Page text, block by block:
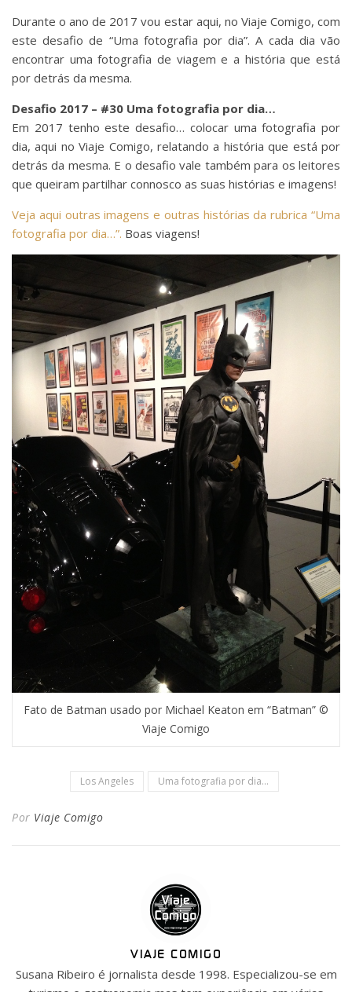
Durante o ano de 2017 vou estar aqui, no Viaje Comigo, com
este desafio de “Uma fotografia por dia”. A cada dia vão
encontrar uma fotografia de viagem e a história que está
por detrás da mesma.
Desafio 2017 – #30 Uma fotografia por dia…
Em 2017 tenho este desafio… colocar uma fotografia por
dia, aqui no Viaje Comigo, relatando a história que está por
detrás da mesma. E o desafio vale também para os leitores
que queiram partilhar connosco as suas histórias e imagens!
Veja aqui outras imagens e outras histórias da rubrica “Uma
fotografia por dia…”. Boas viagens!
Fato de Batman usado por Michael Keaton em “Batman” ©
Viaje Comigo
Los Angeles Uma fotografia por dia...
Por Viaje Comigo
VIAJE COMIGO
Susana Ribeiro é jornalista desde 1998. Especializou-se em